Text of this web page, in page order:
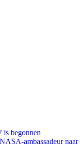
is begonnen
ambassadeur naar